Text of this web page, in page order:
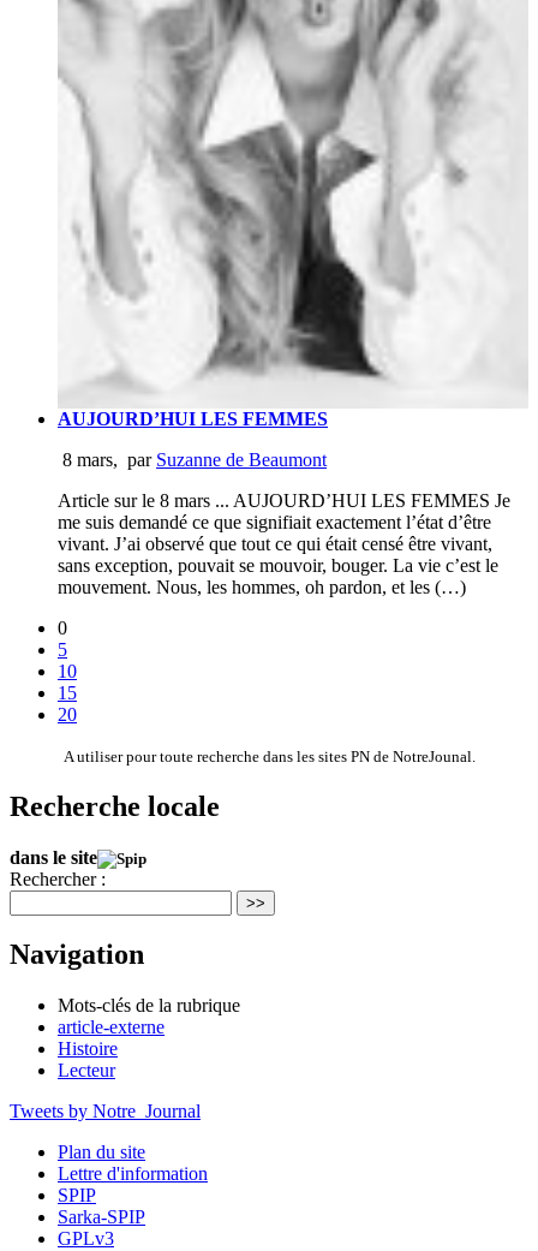
AUJOURD’HUI LES FEMMES
8 mars, par Suzanne de Beaumont
Article sur le 8 mars ... AUJOURD’HUI LES FEMMES Je
me suis demandé ce que signifiait exactement l’état d’être
vivant. J’ai observé que tout ce qui était censé être vivant,
sans exception, pouvait se mouvoir, bouger. La vie c’est le
mouvement. Nous, les hommes, oh pardon, et les (…)
0
5
10
15
20
A utiliser pour toute recherche dans les sites PN de NotreJounal.
Recherche locale
dans le site
Rechercher :
>>
Navigation
Mots-clés de la rubrique
article-externe
Histoire
Lecteur
Tweets by Notre_Journal
Plan du site
Lettre d'information
SPIP
Sarka-SPIP
GPLv3